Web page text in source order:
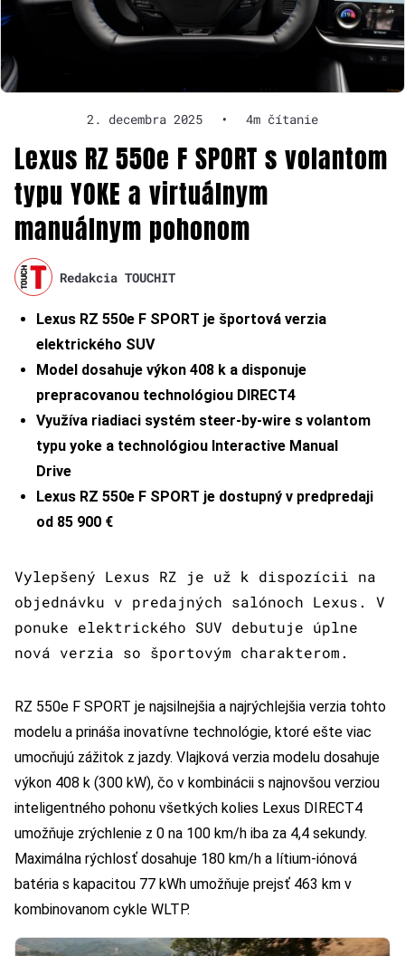
2. decembra 2025 • 4m čítanie
Lexus RZ 550e F SPORT s volantom
typu YOKE a virtuálnym
manuálnym pohonom
Redakcia TOUCHIT
Lexus RZ 550e F SPORT je športová verzia
elektrického SUV
Model dosahuje výkon 408 k a disponuje
prepracovanou technológiou DIRECT4
Využíva riadiaci systém steer-by-wire s volantom
typu yoke a technológiou Interactive Manual
Drive
Lexus RZ 550e F SPORT je dostupný v predpredaji
od 85 900 €
Vylepšený Lexus RZ je už k dispozícii na
objednávku v predajných salónoch Lexus. V
ponuke elektrického SUV debutuje úplne
nová verzia so športovým charakterom.
RZ 550e F SPORT je najsilnejšia a najrýchlejšia verzia tohto
modelu a prináša inovatívne technológie, ktoré ešte viac
umocňujú zážitok z jazdy. Vlajková verzia modelu dosahuje
výkon 408 k (300 kW), čo v kombinácii s najnovšou verziou
inteligentného pohonu všetkých kolies Lexus DIRECT4
umožňuje zrýchlenie z 0 na 100 km/h iba za 4,4 sekundy.
Maximálna rýchlosť dosahuje 180 km/h a lítium-iónová
batéria s kapacitou 77 kWh umožňuje prejsť 463 km v
kombinovanom cykle WLTP.